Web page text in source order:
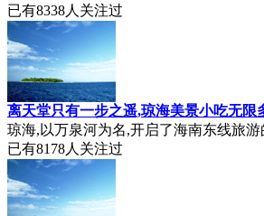
已有8338人关注过
离天堂只有一步之遥,琼海美景小吃无限
琼海,以万泉河为名,开启了海南东线旅游
已有8178人关注过